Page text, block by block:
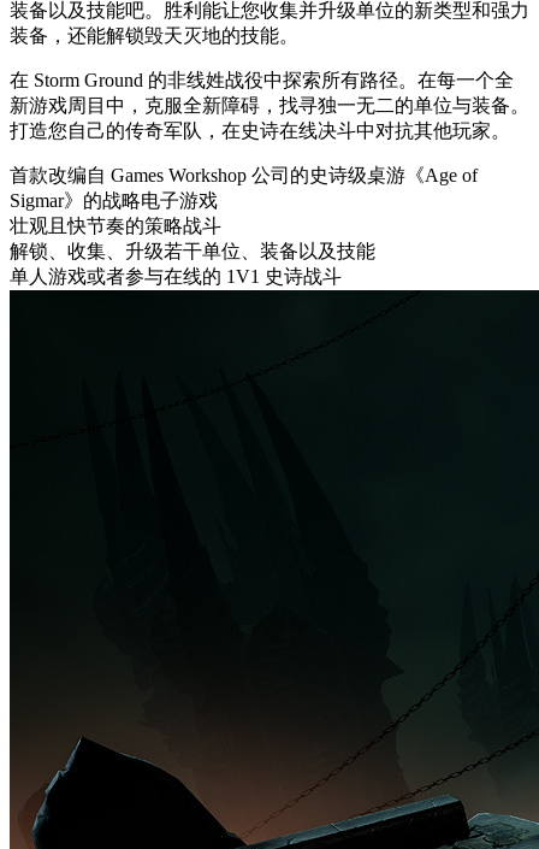
装备以及技能吧。胜利能让您收集并升级单位的新类型和强力
装备，还能解锁毁天灭地的技能。
在 Storm Ground 的非线姓战役中探索所有路径。在每一个全
新游戏周目中，克服全新障碍，找寻独一无二的单位与装备。
打造您自己的传奇军队，在史诗在线决斗中对抗其他玩家。
首款改编自 Games Workshop 公司的史诗级桌游《Age of
Sigmar》的战略电子游戏
壮观且快节奏的策略战斗
解锁、收集、升级若干单位、装备以及技能
单人游戏或者参与在线的 1V1 史诗战斗